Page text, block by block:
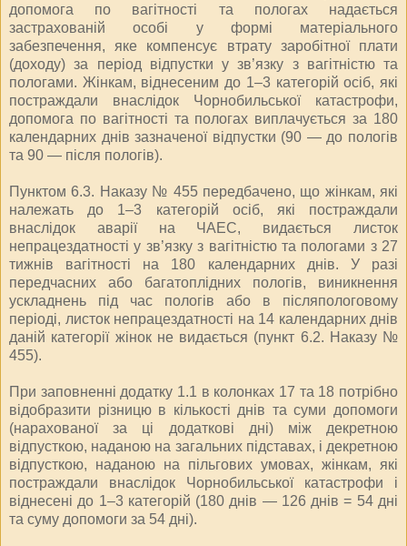
допомога по вагітності та пологах надається
застрахованій особі у формі матеріального
забезпечення, яке компенсує втрату заробітної плати
(доходу) за період відпустки у зв’язку з вагітністю та
пологами. Жінкам, віднесеним до 1–3 категорій осіб, які
постраждали внаслідок Чорнобильської катастрофи,
допомога по вагітності та пологах виплачується за 180
календарних днів зазначеної відпустки (90 — до пологів
та 90 — після пологів).
Пунктом 6.3. Наказу № 455 передбачено, що жінкам, які
належать до 1–3 категорій осіб, які постраждали
внаслідок аварії на ЧАЕС, видається листок
непрацездатності у зв’язку з вагітністю та пологами з 27
тижнів вагітності на 180 календарних днів. У разі
передчасних або багатоплідних пологів, виникнення
ускладнень під час пологів або в післяпологовому
періоді, листок непрацездатності на 14 календарних днів
даній категорії жінок не видається (пункт 6.2. Наказу №
455).
При заповненні додатку 1.1 в колонках 17 та 18 потрібно
відобразити різницю в кількості днів та суми допомоги
(нарахованої за ці додаткові дні) між декретною
відпусткою, наданою на загальних підставах, і декретною
відпусткою, наданою на пільгових умовах, жінкам, які
постраждали внаслідок Чорнобильської катастрофи і
віднесені до 1–3 категорій (180 днів — 126 днів = 54 дні
та суму допомоги за 54 дні).